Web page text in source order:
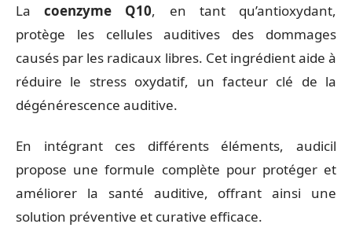
Lacoenzyme Q10, en tant qu’antioxydant,
protège les cellules auditives des dommages
causés par les radicaux libres. Cet ingrédient aide à
réduire le stress oxydatif, un facteur clé de la
dégénérescence auditive.
En intégrant ces différents éléments, audicil
propose une formule complète pour protéger et
améliorer la santé auditive, offrant ainsi une
solution préventive et curative efficace.